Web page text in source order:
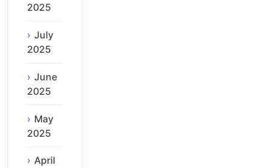
2025
July
2025
June
2025
May
2025
April